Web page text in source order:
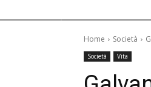
Home Società
Società Vita